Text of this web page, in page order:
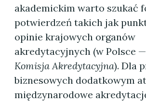
akademickim warto szukać
potwierdzeń takich jak
opinie krajowych organów
akredytacyjnych (w Polsce —
Komisja Akredytacyjna). Dla
biznesowych dodatkowym
międzynarodowe